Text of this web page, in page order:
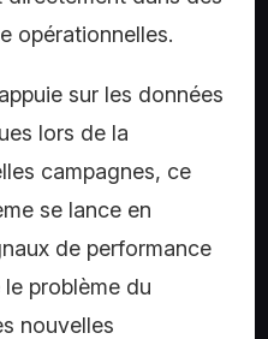
opérationnelles.
sur les données
lors de la
campagnes, ce
se lance en
de performance
problème du
nouvelles